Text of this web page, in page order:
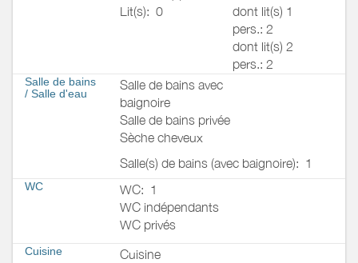
Lit(s): 0
dont lit(s) 1
pers.: 2
dont lit(s) 2
pers.: 2
Salle de bains
/ Salle d'eau
Salle de bains avec
baignoire
Salle de bains privée
Sèche cheveux
Salle(s) de bains (avec baignoire): 1
WC WC: 1
WC indépendants
WC privés
Cuisine
Cuisine